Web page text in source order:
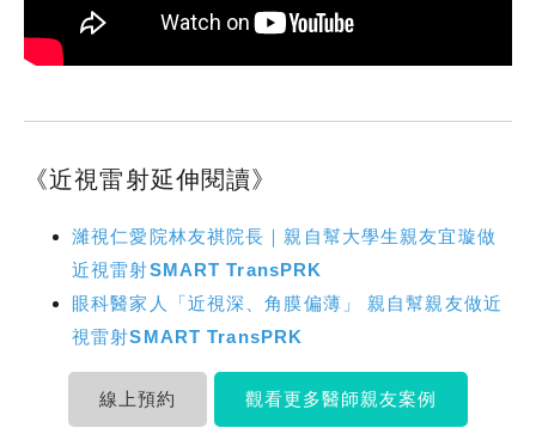
《近視雷射延伸閱讀》
濰視仁愛院林友祺院長｜親自幫大學生親友宜璇做
近視雷射SMART TransPRK
眼科醫家人「近視深、角膜偏薄」 親自幫親友做近
視雷射SMART TransPRK
線上預約 觀看更多醫師親友案例